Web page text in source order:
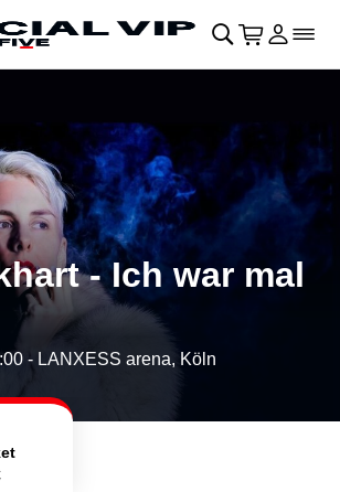
􀄫
􀊫 􀍩 Login
􀉩􀌇
- Ich war mal
- LANXESS arena, Köln